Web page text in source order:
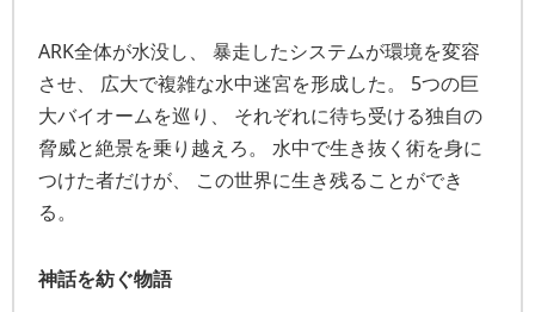
ARK全体が水没し、 暴走したシステムが環境を変容
させ、 広大で複雑な水中迷宮を形成した。 5つの巨
大バイオームを巡り、 それぞれに待ち受ける独自の
脅威と絶景を乗り越えろ。 水中で生き抜く術を身に
つけた者だけが、 この世界に生き残ることができ
る。
神話を紡ぐ物語